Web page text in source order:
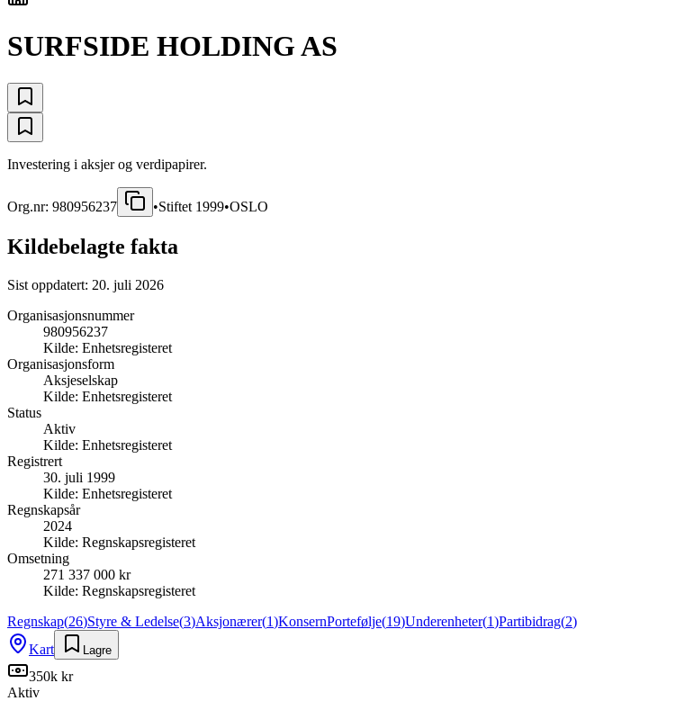
SURFSIDE HOLDING AS
Investering i aksjer og verdipapirer.
Org.nr: 980956237 •Stiftet 1999•OSLO
Kildebelagte fakta
Sist oppdatert: 20. juli 2026
Organisasjonsnummer
980956237
Kilde: Enhetsregisteret
Organisasjonsform
Aksjeselskap
Kilde: Enhetsregisteret
Status
Aktiv
Kilde: Enhetsregisteret
Registrert
30. juli 1999
Kilde: Enhetsregisteret
Regnskapsår
2024
Kilde: Regnskapsregisteret
Omsetning
271 337 000 kr
Kilde: Regnskapsregisteret
Regnskap(26)Styre & Ledelse(3)Aksjonærer(1)KonsernPortefølje(19)Underenheter(1)Partibidrag(2)
Kart
Lagre
350k kr
Aktiv